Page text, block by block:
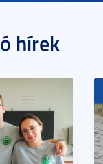
hírek